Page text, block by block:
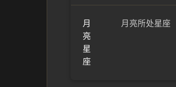
月
亮
星
座
月亮所处星座